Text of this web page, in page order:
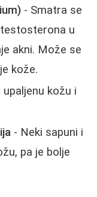
- Smatra se
u
akni. Može se
kože.
kožu i
- Neki sapuni i
pa je bolje